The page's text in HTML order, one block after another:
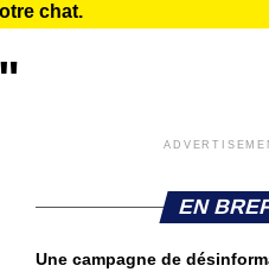
chat.
EN
Une campagne de